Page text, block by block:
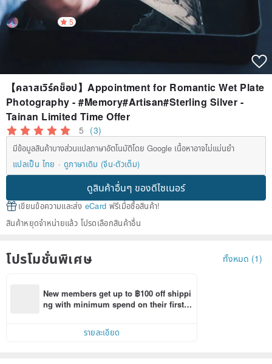
5
【คลาสเวิร์คช็อป】Appointment for Romantic Wet Plate
Photography - #Memory#Artisan#Sterling Silver -
Tainan Limited Time Offer
5 (3)
มีข้อมูลสินค้าบางส่วนแปลภาษาอัตโนมัติโดย Google เนื้อหาอาจไม่แม่นยำ
แปลเป็น ไทย
ดูภาษาเดิม (จีน-ตัวเต็ม)
ดูสินค้าอื่นๆ ของดีไซเนอร์
เขียนข้อความและส่ง eCard ฟรีเมื่อซื้อสินค้า!
สินค้าหยุดจำหน่ายแล้ว โปรดเลือกสินค้าอื่น
โปรโมชั่นพิเศษ ทั้งหมด (1)
New members get up to ฿100 off shippi
ng with minimum spend on their first P
รายละเอียด